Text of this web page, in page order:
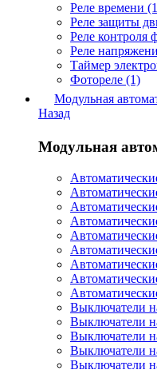
Реле времени
Реле защиты
Реле контроля
Реле
Таймер
Фотореле (1)
Модульная
Назад
Модульная
Выключатели
Выключатели
Выключатели
Выключатели
Выключатели